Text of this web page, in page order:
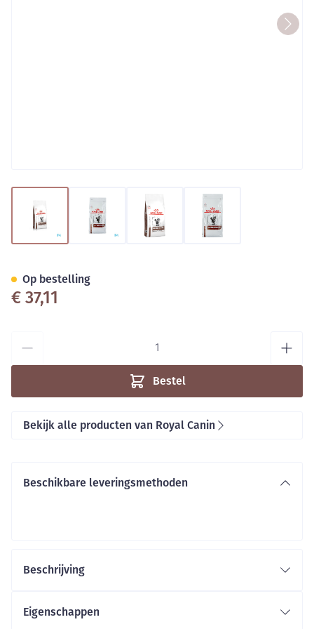
View larger imageView larger image
€ 37,11
Bestel
Op bestelling
Bekijk alle producten van Royal Canin
Beschikbare leveringsmethoden
Beschrijving
Eigenschappen